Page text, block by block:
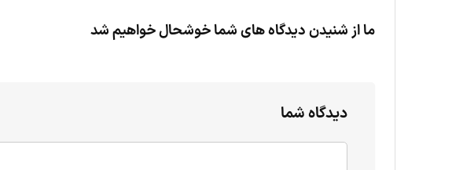
ما از شنیدن دیدگاه های شما خوشحال خواهیم شد
دیدگاه شما